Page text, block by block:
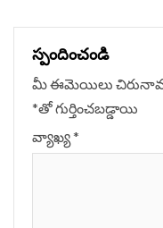
స్పందించండి
మీ ఈమెయిలు చిరునామా
*‌తో గుర్తించబడ్డాయి
వ్యాఖ్య*